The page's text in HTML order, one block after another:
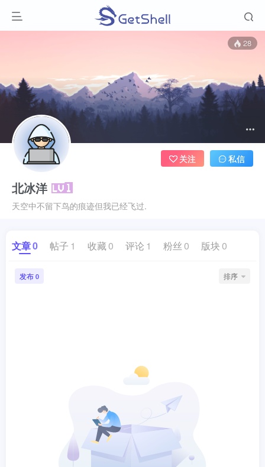
28
北冰洋
天空中不留下鸟的痕迹但我已经飞过.
关注 私信
文章0 帖子 1 收藏 0 评论 1 粉丝 0 版块 0
发布 0 排序